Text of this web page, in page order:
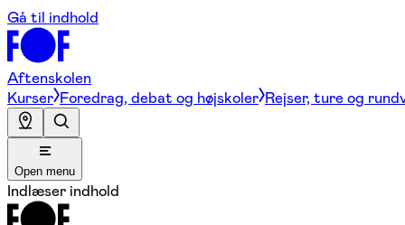
Gå til indhold
Aftenskolen
Kurser Foredrag, debat og højskoler Rejser, ture og
Open menu
Indlæser indhold